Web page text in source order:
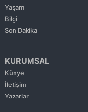
Yaşam
Bilgi
Son Dakika
KURUMSAL
Künye
İletişim
Yazarlar